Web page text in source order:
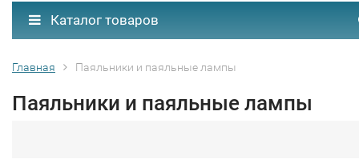
Каталог товаров
Главная Паяльники и паяльные лампы
Паяльники и паяльные лампы